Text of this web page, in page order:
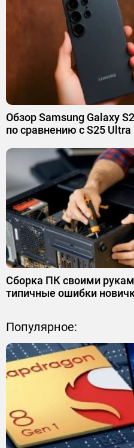
Обзор Samsung Galaxy
по сравнению с S25 Ultra
Сборка ПК своими
типичные ошибки
Популярное: